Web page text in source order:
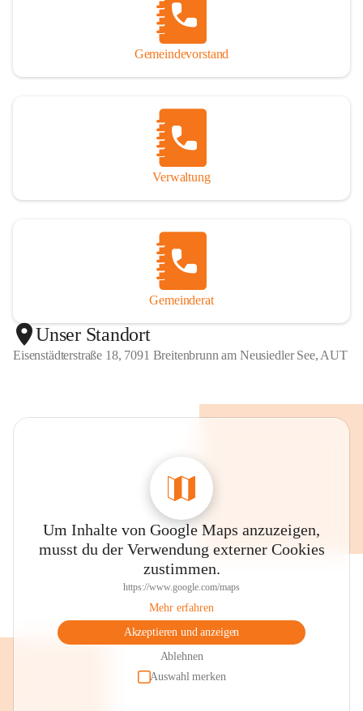
Gemeindevorstand
Verwaltung
Gemeinderat
Unser Standort
Eisenstädterstraße 18, 7091 Breitenbrunn am Neusiedler See, AUT
Um Inhalte von Google Maps anzuzeigen,
musst du der Verwendung externer Cookies
zustimmen.
https://www.google.com/maps
Mehr erfahren
Akzeptieren und anzeigen
Ablehnen
Auswahl merken